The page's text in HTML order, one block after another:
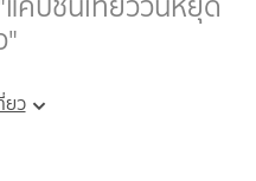
"
ยว